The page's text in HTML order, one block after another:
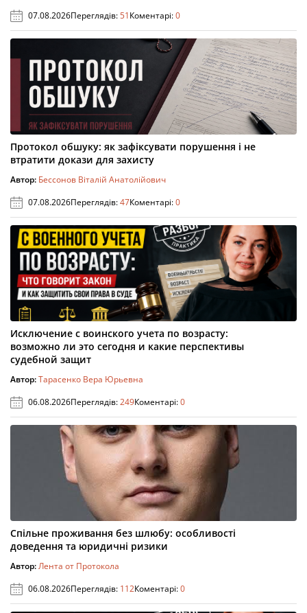
07.08.2026Переглядів:51Коментарі:0
Протокол обшуку: як зафіксувати порушення і не
втратити докази для захисту
Автор: Бессонов Віталій Анатолійович
07.08.2026Переглядів:47Коментарі:0
Исключение с воинского учета по возрасту:
возможно ли это сегодня и какие перспективы
судебной защит
Автор:Тарасенко Вера Юрьевна
06.08.2026Переглядів:249Коментарі:0
Спільне проживання без шлюбу: особливості
доведення та юридичні ризики
Автор:Лента от Протокола
06.08.2026Переглядів: 112Коментарі:0